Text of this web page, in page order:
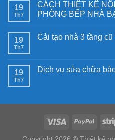
19
Th7
CÁCH THIẾT KẾ
PHÒNG BẾP NHÀ
19
Th7
Cải tạo nhà 3 tầng
19
Th7
Dịch vụ sửa chữa